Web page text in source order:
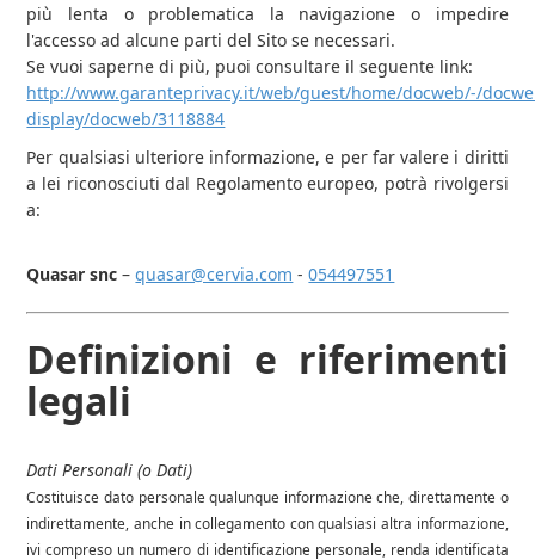
più lenta o problematica la navigazione o impedire
l'accesso ad alcune parti del Sito se necessari.
Se vuoi saperne di più, puoi consultare il seguente link:
http://www.garanteprivacy.it/web/guest/home/docweb/-/
display/docweb/3118884
Per qualsiasi ulteriore informazione, e per far valere i diritti
a lei riconosciuti dal Regolamento europeo, potrà rivolgersi
a:
Quasar snc –quasar@cervia.com -054497551
Definizioni e riferimenti
legali
Dati Personali (o Dati)
Costituisce dato personale qualunque informazione che, direttamente o
indirettamente, anche in collegamento con qualsiasi altra informazione,
ivi compreso un numero di identificazione personale, renda identificata